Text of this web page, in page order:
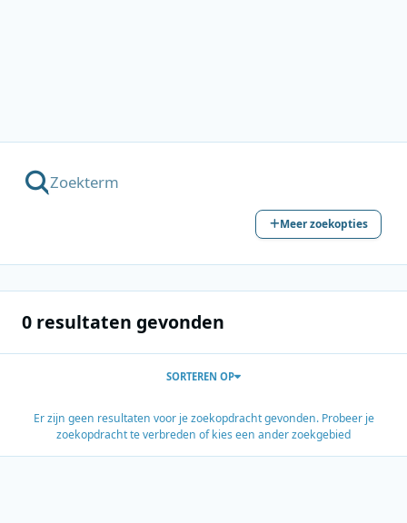
Meer zoekopties
0 resultaten gevonden
SORTEREN OP
Er zijn geen resultaten voor je zoekopdracht gevonden. Probeer je
zoekopdracht te verbreden of kies een ander zoekgebied